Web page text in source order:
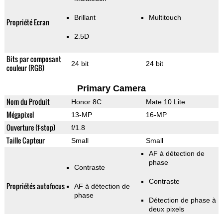
Propriété Ecran Brillant
2.5D
Multitouch
Bits par composant
couleur (RGB)
24 bit 24 bit
Primary Camera
Nom du Produit Honor 8C Mate 10 Lite
Mégapixel 13-MP 16-MP
Ouverture (f-stop) f/1.8
Taille Capteur Small Small
Propriétés autofocus
Contraste
AF à détection de
phase
AF à détection de
phase
Contraste
Détection de phase à
deux pixels